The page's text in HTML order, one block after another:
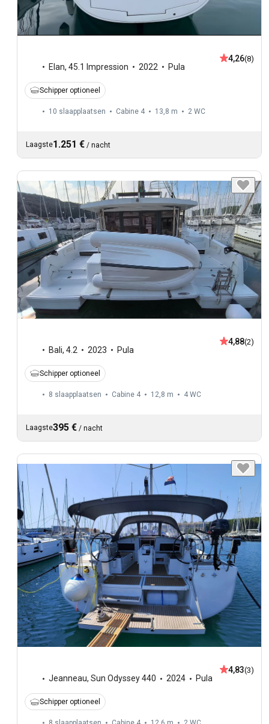
Elan, 45.1 Impression 2022 Pula
4,26(8)
Schipper optioneel
10 slaapplaatsen Cabine 4 13,8 m 2 WC
Laagste1.251 € / nacht
Bali, 4.2 2023 Pula
4,88(2)
Schipper optioneel
8 slaapplaatsen Cabine 4 12,8 m 4 WC
Laagste395 € / nacht
Jeanneau, Sun Odyssey 440 2024 Pula
4,83(3)
Schipper optioneel